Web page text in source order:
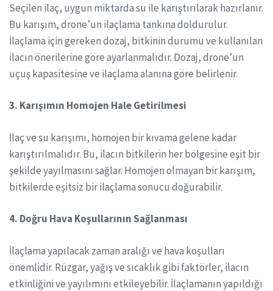
Seçilen ilaç, uygun miktarda su ile karıştırılarak hazırlanır.
Bu karışım, drone’un ilaçlama tankına doldurulur.
İlaçlama için gereken dozaj, bitkinin durumu ve kullanılan
ilacın önerilerine göre ayarlanmalıdır. Dozaj, drone’un
uçuş kapasitesine ve ilaçlama alanına göre belirlenir.
3. Karışımın Homojen Hale Getirilmesi
İlaç ve su karışımı, homojen bir kıvama gelene kadar
karıştırılmalıdır. Bu, ilacın bitkilerin her bölgesine eşit bir
şekilde yayılmasını sağlar. Homojen olmayan bir karışım,
bitkilerde eşitsiz bir ilaçlama sonucu doğurabilir.
4. Doğru Hava Koşullarının Sağlanması
İlaçlama yapılacak zaman aralığı ve hava koşulları
önemlidir. Rüzgar, yağış ve sıcaklık gibi faktörler, ilacın
etkinliğini ve yayılımını etkileyebilir. İlaçlamanın yapıldığı